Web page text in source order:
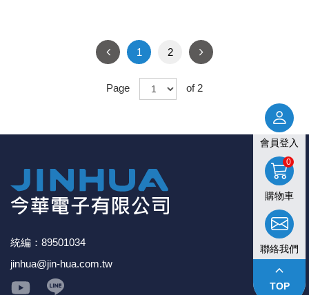
1 2
Page of 2
會員登入
購物車
0
聯絡我們
keyboard_arrow_up
TOP
統編：89501034
jinhua@jin-hua.com.tw